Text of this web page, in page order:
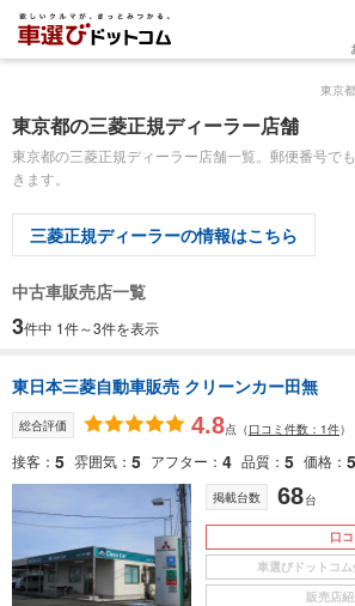
東京
東京都の三菱正規ディーラー店舗
東京都の三菱正規ディーラー店舗一覧。郵便番号で
きます。
三菱正規ディーラーの情報はこちら
中古車販売店一覧
3件中 1件～3件を表示
東日本三菱自動車販売 クリーンカー田無
総合評価 4.8点 （口コミ件数：1件）
接客 5 雰囲気 5 アフター 4 品質 5 価格 5
掲載台数 68台
口
車選びドットコ
販売店